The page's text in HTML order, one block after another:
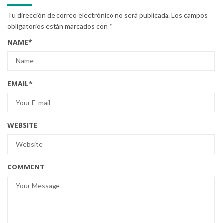
Tu dirección de correo electrónico no será publicada.Los campos
obligatorios están marcados con *
NAME*
EMAIL*
WEBSITE
COMMENT